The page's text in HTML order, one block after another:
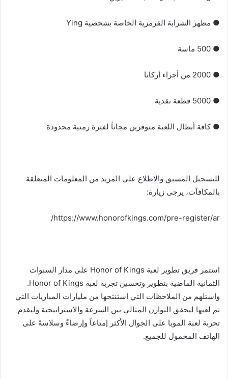
● مظهر الشرابة القرمزية الخاصة بشخصية Ying
● 500 ماسة
● 2000 من أجزاء أركانا
● 5000 قطعة نقدية
● كافة أبطال اللعبة متوفرين مجاناً لفترة زمنية محدودة
للتسجيل المسبق والاطلاع على المزيد من المعلومات المتعلقة
بالمكافآت، يرجى زيارة:
https://www.honorofkings.com/pre-register/ar/
استمر فريق تطوير لعبة Honor of Kings على مدار السنوات
الثمانية الماضية بتطوير وتحسين تجربة لعبة Honor of Kings.
واستلهم من الملاحظات التي استنتجها من مليارات المباريات التي
تم لعبها ليحقق التوازن المثالي بين السرعة والاستراتيجية وليقدم
تجربة لعبة الموبا على الجوال الأكثر إمتاعاً وإرضاءً وسلاسةً على
الهاتف المحمول للجميع.